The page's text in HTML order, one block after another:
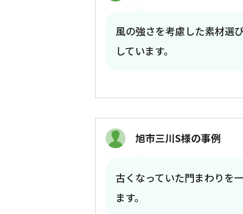
風の強さを考慮した素材選
しています。
旭市三川S様の事例
古くなっていた門まわりを
ます。